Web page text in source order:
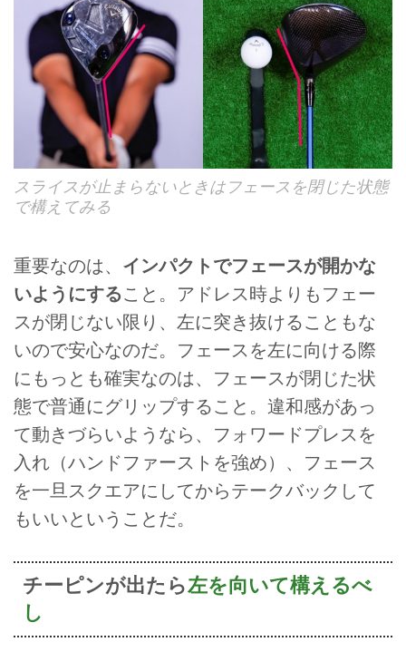
スライスが止まらないときはフェースを閉じた状態
で構えてみる
重要なのは、 インパクトでフェースが開かな
いようにすること。アドレス時よりもフェー
スが閉じない限り、左に突き抜けることもな
いので安心なのだ。フェースを左に向ける際
にもっとも確実なのは、フェースが閉じた状
態で普通にグリップすること。違和感があっ
て動きづらいようなら、フォワードプレスを
入れ（ハンドファーストを強め）、フェース
を一旦スクエアにしてからテークバックして
もいいということだ。
チーピンが出たら左を向いて構えるべ
し